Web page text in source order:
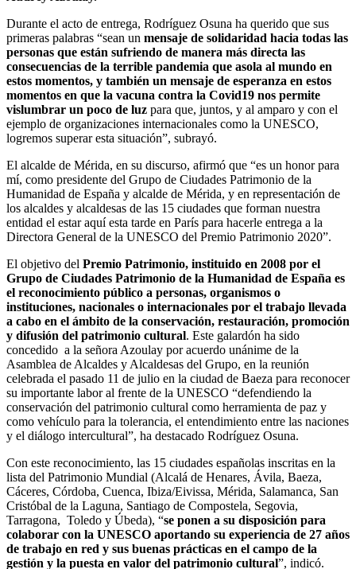
Durante el acto de entrega, Rodríguez Osuna ha querido que sus
primeras palabras “sean un mensaje de solidaridad hacia todas las
personas que están sufriendo de manera más directa las
consecuencias de la terrible pandemia que asola al mundo en
estos momentos, y también un mensaje de esperanza en estos
momentos en que la vacuna contra la Covid19 nos permite
vislumbrar un poco de luz para que, juntos, y al amparo y con el
ejemplo de organizaciones internacionales como la UNESCO,
logremos superar esta situación”, subrayó.
El alcalde de Mérida, en su discurso, afirmó que “es un honor para
mí, como presidente del Grupo de Ciudades Patrimonio de la
Humanidad de España y alcalde de Mérida, y en representación de
los alcaldes y alcaldesas de las 15 ciudades que forman nuestra
entidad el estar aquí esta tarde en París para hacerle entrega a la
Directora General de la UNESCO del Premio Patrimonio 2020”.
El objetivo del Premio Patrimonio, instituido en 2008 por el
Grupo de Ciudades Patrimonio de la Humanidad de España es
el reconocimiento público a personas, organismos o
instituciones, nacionales o internacionales por el trabajo llevada
a cabo en el ámbito de la conservación, restauración, promoción
y difusión del patrimonio cultural. Este galardón ha sido
concedido a la señora Azoulay por acuerdo unánime de la
Asamblea de Alcaldes y Alcaldesas del Grupo, en la reunión
celebrada el pasado 11 de julio en la ciudad de Baeza para reconocer
su importante labor al frente de la UNESCO “defendiendo la
conservación del patrimonio cultural como herramienta de paz y
como vehículo para la tolerancia, el entendimiento entre las naciones
y el diálogo intercultural”, ha destacado Rodríguez Osuna.
Con este reconocimiento, las 15 ciudades españolas inscritas en la
lista del Patrimonio Mundial (Alcalá de Henares, Ávila, Baeza,
Cáceres, Córdoba, Cuenca, Ibiza/Eivissa, Mérida, Salamanca, San
Cristóbal de la Laguna, Santiago de Compostela, Segovia,
Tarragona, Toledo y Úbeda), “se ponen a su disposición para
colaborar con la UNESCO aportando su experiencia de 27 años
de trabajo en red y sus buenas prácticas en el campo de la
gestión y la puesta en valor del patrimonio cultural”, indicó.